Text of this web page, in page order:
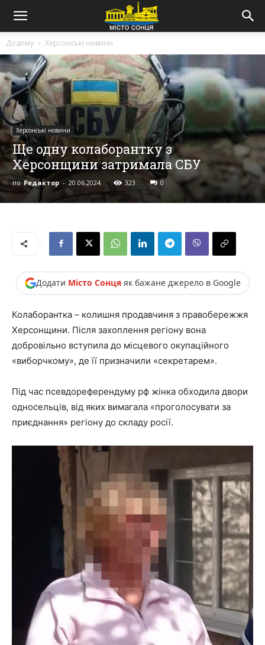
Додому Херсонські новини
Херсонські новини
Ще одну колаборантку з
Херсонщини затримала СБУ
по Редактор - 20.06.2024 323 0
Додати Місто Сонцяяк бажане джерело в Google
Колаборантка – колишня продавчиня з правобережжя
Херсонщини. Після захоплення регіону вона
добровільно вступила до місцевого окупаційного
«виборчкому», де її призначили «секретарем».
Під час псевдореферендуму рф жінка обходила двори
односельців, від яких вимагала «проголосувати за
приєднання» регіону до складу росії.